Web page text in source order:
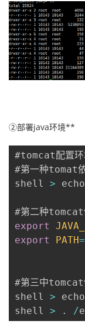
②部署java环境**
#tomcat配置环
#第一种tomat
shell > echo
#第二种
export
export
PATH=
#第三中tomcat
shell > echo
shell > . /